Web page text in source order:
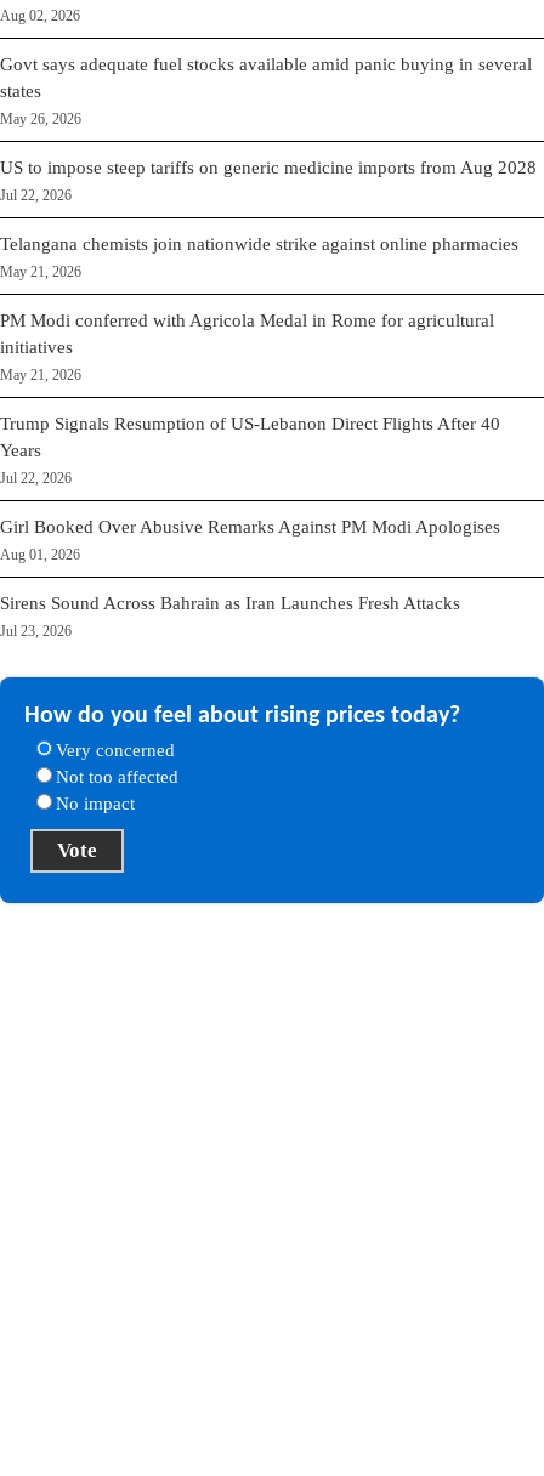
Aug 02, 2026
Govt says adequate fuel stocks available amid panic buying in several
states
May 26, 2026
US to impose steep tariffs on generic medicine imports from Aug 2028
Jul 22, 2026
Telangana chemists join nationwide strike against online pharmacies
May 21, 2026
PM Modi conferred with Agricola Medal in Rome for agricultural
initiatives
May 21, 2026
Trump Signals Resumption of US-Lebanon Direct Flights After 40
Years
Jul 22, 2026
Girl Booked Over Abusive Remarks Against PM Modi Apologises
Aug 01, 2026
Sirens Sound Across Bahrain as Iran Launches Fresh Attacks
Jul 23, 2026
How do you feel about rising prices today?
Very concerned
Not too affected
No impact